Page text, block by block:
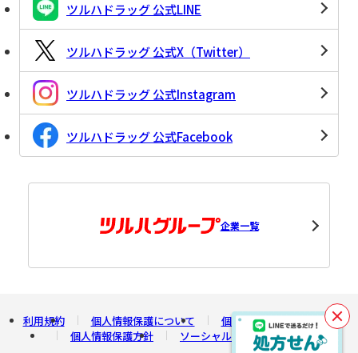
ツルハドラッグ 公式LINE
ツルハドラッグ 公式X（Twitter）
ツルハドラッグ 公式Instagram
ツルハドラッグ 公式Facebook
企業一覧
利用規約 個人情報保護について
個人情報の開示について
個人情報保護方針
ソーシャルメディアポリシー
閉